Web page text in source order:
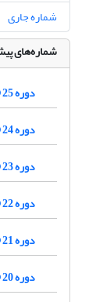
شماره جاری
شماره‌های
دوره 25 (1405)
دوره 24 (1404)
دوره 23 (1403)
دوره 22 (1402)
دوره 21 (1401)
دوره 20 (1400)